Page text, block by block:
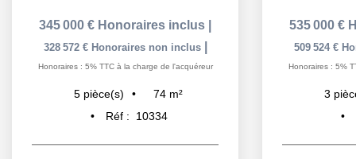
345 000 € Honoraires inclus
328 572 € Honoraires non inclus
Honoraires : 5% TTC à la charge de l'acquéreur
5 pièce(s) 74 m²
Réf :
10334
535 000 €
509 524 €
Honoraires : 5%
3